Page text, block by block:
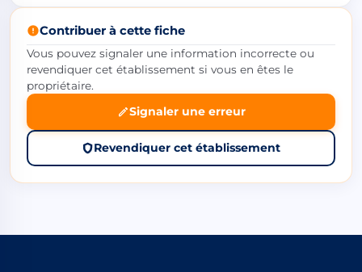
Contribuer à cette fiche
Vous pouvez signaler une information incorrecte ou
revendiquer cet établissement si vous en êtes le
propriétaire.
Signaler une erreur
Revendiquer cet établissement